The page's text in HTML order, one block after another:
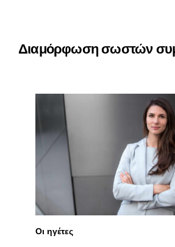
Διαμόρφωση σωστών
Οι ηγέτες